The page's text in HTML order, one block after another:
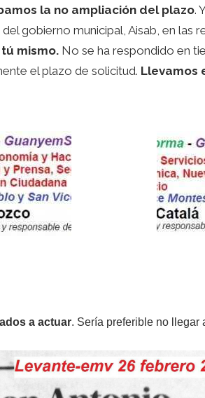
la no ampliación del plazo.
gobierno municipal, Aisab, en las
mismo.No se ha respondido en
el plazo de solicitud. Llevamos
a actuar. Sería preferible no llegar